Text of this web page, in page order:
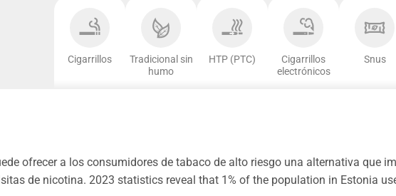
Cigarrillos
Tradicional sin
humo
HTP (PTC)
Cigarrillos
electrónicos
Snus
ofrecer a los consumidores de tabaco de alto riesgo una alternativa que
de nicotina. 2023 statistics reveal that 1% of the population in Estonia